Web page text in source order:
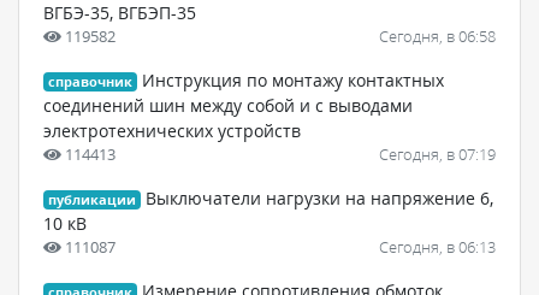
ВГБЭ-35, ВГБЭП-35
119582 Сегодня, в 06:58
справочник
Инструкция по монтажу контактных
соединений шин между собой и с выводами
электротехнических устройств
114413 Сегодня, в 07:19
публикации
Выключатели нагрузки на напряжение 6,
10 кВ
111087 Сегодня, в 06:13